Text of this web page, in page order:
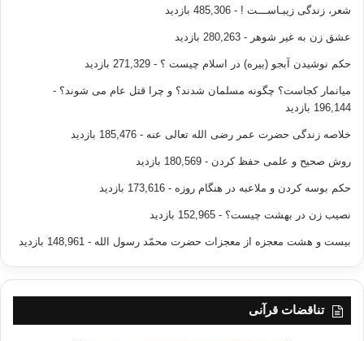
شعر، زندگی زیبـاســـت ! - 485,306 بازدید
عشق زن به غیر شوهر - 280,263 بازدید
حکم نوشیدن آبجو (بیره) در اسلام چیست ؟ - 271,329 بازدید
میانمار کجاست؟ چگونه مسلمان شدند؟ و چرا قتل عام می شوند؟ -
196,144 بازدید
خلاصه زندگی حضرت عمر رضی الله تعالی عنه - 185,476 بازدید
روش صحیح و علمی حفظ کردن - 180,569 بازدید
حکم بوسه کردن و ملاعبه در هنگام روزه - 173,616 بازدید
نصیب زن در بهشت چیست؟ - 152,965 بازدید
بیست و هشت معجزه از معجزات حضرت محمّد رسول الله - 148,961 بازدید
تناقضات قرآنی